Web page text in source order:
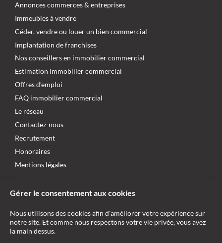
Gérer le consentement aux cookies
Nous utilisons des cookies afin d'améliorer votre expérience sur
notre site. Et comme nous respectons votre vie privée, vous avez
la main dessus.
Annonces commerces & entreprises
Immeubles à vendre
Céder, vendre ou louer un bien commercial
Implantation de franchises
Nos conseillers en immobilier commercial
Estimation immobilier commercial
Offres d’emploi
FAQ immobilier commercial
Le réseau
Contactez-nous
Recrutement
Honoraires
Mentions légales
NOS AUTRES SITES WEB
AgentMandataire.fr